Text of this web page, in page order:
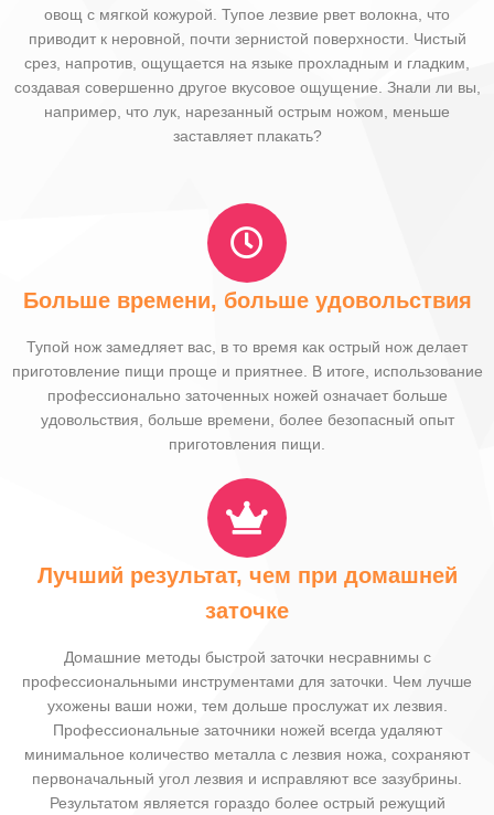
овощ с мягкой кожурой. Тупое лезвие рвет волокна, что
приводит к неровной, почти зернистой поверхности. Чистый
срез, напротив, ощущается на языке прохладным и гладким,
создавая совершенно другое вкусовое ощущение. Знали ли вы,
например, что лук, нарезанный острым ножом, меньше
заставляет плакать?
Больше времени, больше удовольствия
Тупой нож замедляет вас, в то время как острый нож делает
приготовление пищи проще и приятнее. В итоге, использование
профессионально заточенных ножей означает больше
удовольствия, больше времени, более безопасный опыт
приготовления пищи.
Лучший результат, чем при домашней
заточке
Домашние методы быстрой заточки несравнимы с
профессиональными инструментами для заточки. Чем лучше
ухожены ваши ножи, тем дольше прослужат их лезвия.
Профессиональные заточники ножей всегда удаляют
минимальное количество металла с лезвия ножа, сохраняют
первоначальный угол лезвия и исправляют все зазубрины.
Результатом является гораздо более острый режущий